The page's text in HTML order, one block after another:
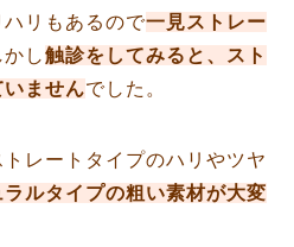
リもあるので一見ストレー
かし触診をしてみると、スト
ませんでした。
レートタイプのハリやツヤ
ラルタイプの粗い素材が大変